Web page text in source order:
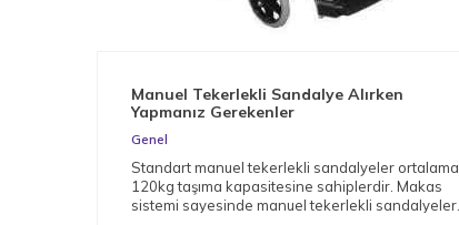
Manuel Tekerlekli Sandalye Alırken
Yapmanız Gerekenler
Genel
Standart manuel tekerlekli sandalyeler ortalama
120kg taşıma kapasitesine sahiplerdir. Makas
sistemi sayesinde manuel tekerlekli sandalyeler